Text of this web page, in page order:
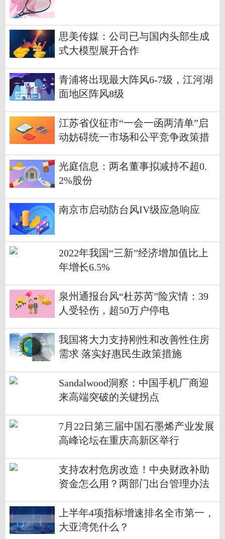
思美传媒：公司已与国内头部生成
式大模型展开合作
青浦将出现最大阵风6-7级，江河湖
面地区阵风8级
江苏省仪征市“一会一函两清单”启
动妨碍统一市场和公平竞争政策措
光庭信息：两名董事拟减持不超0.
2%股份
南京市启动防台风IV级应急响应
2022年我国“三新”经济增加值比上
年增长6.5%
泉州通报台风“杜苏芮”险灾情：39
人受轻伤，超50万户停电
我国将大力支持刚性和改善性住房
需求 落实好惠民生政策措施
Sandalwood洞察：中国手机厂商迎
来高端突破的关键拐点
7月22日第三届中国石墨烯产业发展
高峰论坛在重庆高新区举行
支持农村危房改造！中央财政补助
资金怎么用？两部门出台管理办法
上半年4项指标增速排名全市第一，
大亚湾凭什么？